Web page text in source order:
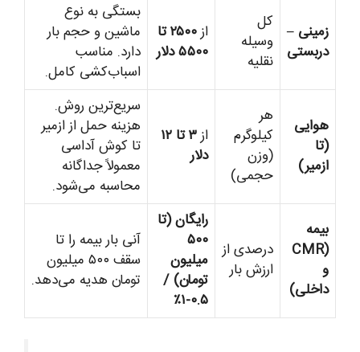
زمینی –
دربستی
کل
وسیله
نقلیه
از
۲۵۰۰ تا
۵۵۰۰ دلار
بستگی به نوع
ماشین و حجم بار
دارد. مناسب
اسباب‌کشی کامل.
هوایی
(تا
ازمیر)
هر
کیلوگرم
(وزن
حجمی)
از
۳ تا ۱۲
دلار
سریع‌ترین روش.
هزینه حمل از ازمیر
تا کوش آداسی
معمولاً جداگانه
محاسبه می‌شود.
بیمه
(CMR
و
داخلی)
درصدی از
ارزش بار
رایگان (تا
۵۰۰
میلیون
تومان) /
۰.۵-۱٪
آنی بار بیمه را تا
سقف ۵۰۰ میلیون
تومان هدیه می‌دهد.